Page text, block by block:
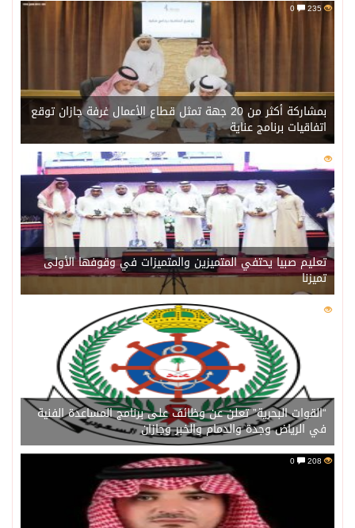
235
بمشاركة أكثر من 20 جهة تمثل قطاع الأعمال غرفة جازان توقع
اتفاقيات برنامج عناية
218
تعليم صبيا يحتفي المتميزين والمتميزات في وقوفها الأولى
تميزنا
211
“القوات البحرية” تعلن عن وظائف على برنامج المساعدة الفنية
في الرياض وجدة والدمام والخبر وجازان
208